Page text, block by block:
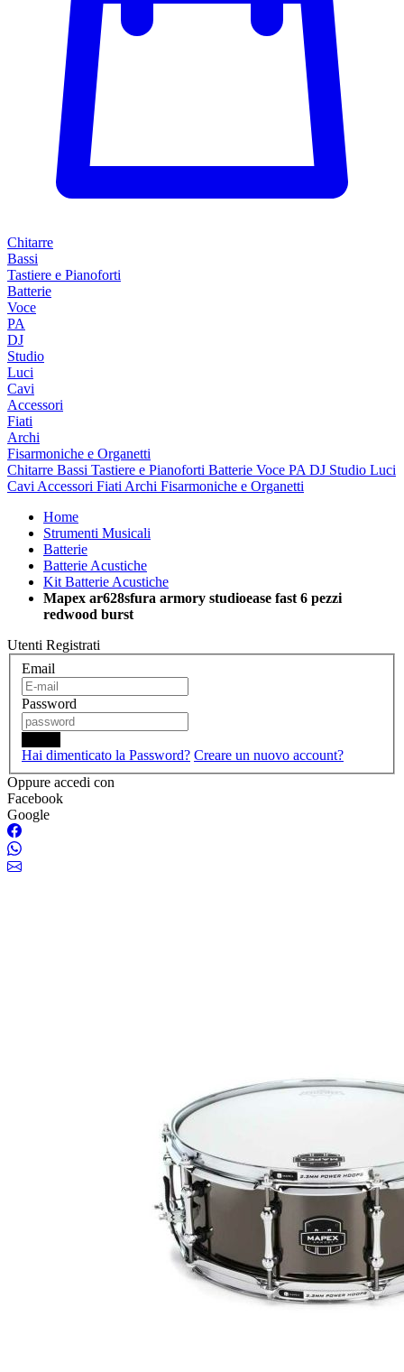
Chitarre
Bassi
Tastiere e Pianoforti
Batterie
Voce
PA
DJ
Studio
Luci
Cavi
Accessori
Fiati
Archi
Fisarmoniche e Organetti
Chitarre Bassi Tastiere e Pianoforti Batterie Voce PA DJ Studio Luci
Cavi Accessori Fiati Archi Fisarmoniche e Organetti
Home
Strumenti Musicali
Batterie
Batterie Acustiche
Kit Batterie Acustiche
Mapex ar628sfura armory studioease fast 6 pezzi
redwood burst
Utenti Registrati
Email
Password
Hai dimenticato la Password? Creare un nuovo account?
Oppure accedi con
Facebook
Google